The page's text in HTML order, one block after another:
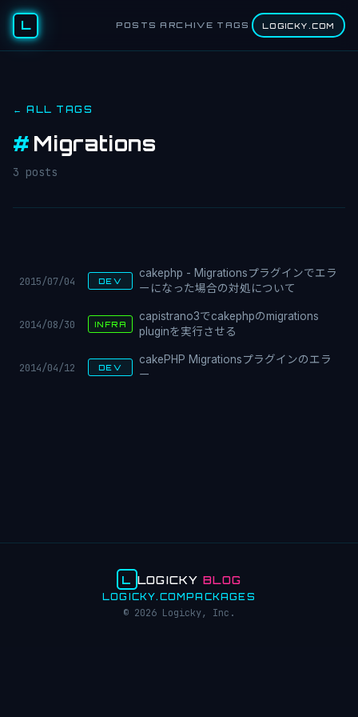
L POSTS ARCHIVE TAGS LOGICKY.COM
← ALL TAGS
# Migrations
3 posts
2015/07/04 DEV
cakephp - Migrationsプラグインでエラ
ーになった場合の対処について
2014/08/30 INFRA
capistrano3でcakephpのmigrations
pluginを実行させる
2014/04/12 DEV
cakePHP Migrationsプラグインのエラ
ー
L LOGICKYBLOG
LOGICKY.COM PACKAGES
© 2026 Logicky, Inc.